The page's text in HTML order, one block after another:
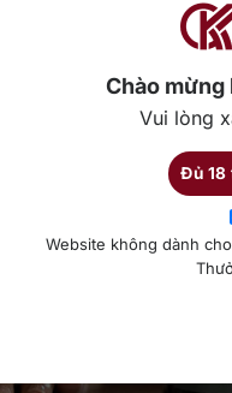
Chào
Vui lòng
Đủ 18
Website không dành